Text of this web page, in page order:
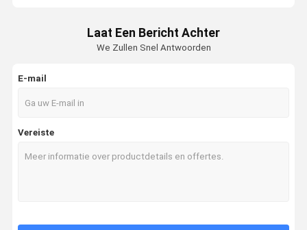
Laat Een Bericht Achter
We Zullen Snel Antwoorden
E-mail
Vereiste